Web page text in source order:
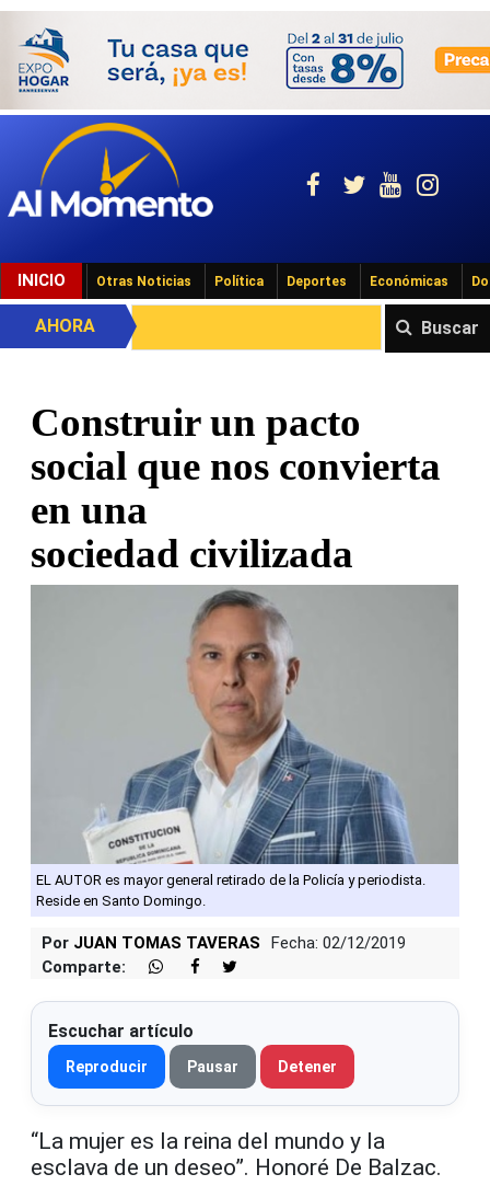
INICIO Otras Noticias Política Deportes Económicas
Buscar
AHORA
Construir un pacto
social que nos convierta
en una
sociedad civilizada
EL AUTOR es mayor general retirado de la Policía y periodista.
Reside en Santo Domingo.
Por JUAN TOMAS TAVERAS
Fecha: 02/12/2019
Comparte:
Escuchar artículo
Reproducir Pausar Detener
“La mujer es la reina del mundo y la
esclava de un deseo”. Honoré De Balzac.